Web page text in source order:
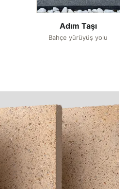
Adım Taşı
Bahçe yürüyüş yolu